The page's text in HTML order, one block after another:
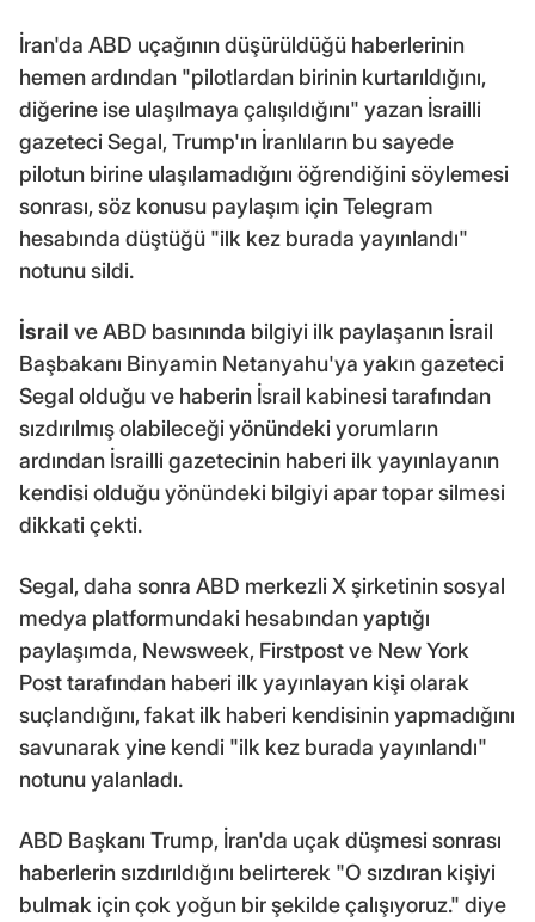
İran'da ABD uçağının düşürüldüğü haberlerinin
hemen ardından "pilotlardan birinin kurtarıldığını,
diğerine ise ulaşılmaya çalışıldığını" yazan İsrailli
gazeteci Segal, Trump'ın İranlıların bu sayede
pilotun birine ulaşılamadığını öğrendiğini söylemesi
sonrası, söz konusu paylaşım için Telegram
hesabında düştüğü "ilk kez burada yayınlandı"
notunu sildi.
İsrail ve ABD basınında bilgiyi ilk paylaşanın İsrail
Başbakanı Binyamin Netanyahu'ya yakın gazeteci
Segal olduğu ve haberin İsrail kabinesi tarafından
sızdırılmış olabileceği yönündeki yorumların
ardından İsrailli gazetecinin haberi ilk yayınlayanın
kendisi olduğu yönündeki bilgiyi apar topar silmesi
dikkati çekti.
Segal, daha sonra ABD merkezli X şirketinin sosyal
medya platformundaki hesabından yaptığı
paylaşımda, Newsweek, Firstpost ve New York
Post tarafından haberi ilk yayınlayan kişi olarak
suçlandığını, fakat ilk haberi kendisinin yapmadığını
savunarak yine kendi "ilk kez burada yayınlandı"
notunu yalanladı.
ABD Başkanı Trump, İran'da uçak düşmesi sonrası
haberlerin sızdırıldığını belirterek "O sızdıran kişiyi
bulmak için çok yoğun bir şekilde çalışıyoruz." diye